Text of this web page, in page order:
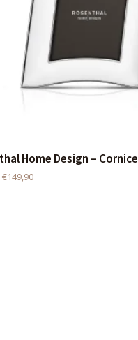
Home Design – Cornice
€149,90